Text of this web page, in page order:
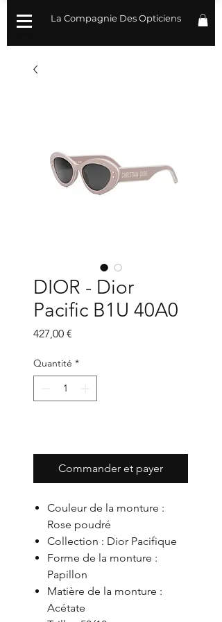
La Compagnie Des Opticiens
DIOR - Dior
Pacific B1U 40A0
427,00 €
Quantité *
Commander et payer
Couleur de la monture :
Rose poudré
Collection : Dior Pacifique
Forme de la monture :
Papillon
Matière de la monture :
Acétate